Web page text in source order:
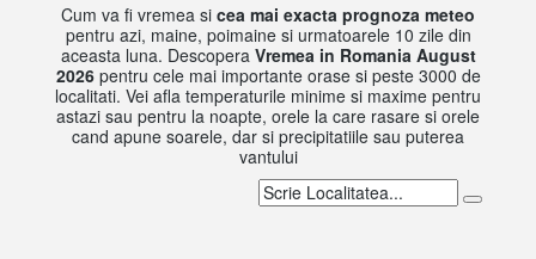
Cum va fi vremea si cea mai exacta prognoza meteo
pentru azi, maine, poimaine si urmatoarele 10 zile din
aceasta luna. Descopera Vremea in Romania August
2026pentru cele mai importante orase si peste 3000 de
localitati. Vei afla temperaturile minime si maxime pentru
astazi sau pentru la noapte, orele la care rasare si orele
cand apune soarele, dar si precipitatiile sau puterea
vantului